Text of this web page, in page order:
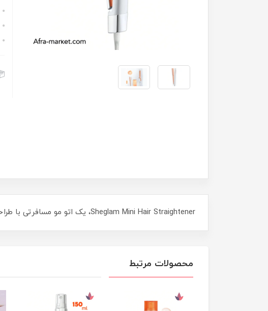
Sheglam Mini Hair Straightener، یک اتو مو مسافرتی با طراحی جمع‌وجور و عملکرد حرفه‌ای، مناسب برای استایل سریع و آسان در هر زمان و مکان!"
محصولات مرتبط